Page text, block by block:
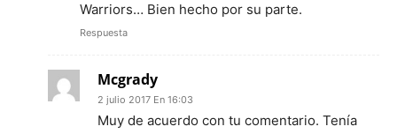
Warriors… Bien hecho por su parte.
Respuesta
Mcgrady
2 julio 2017 En 16:03
Muy de acuerdo con tu comentario. Tenía